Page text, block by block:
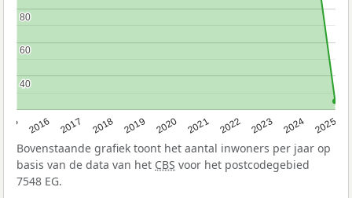
2016 2017 2018 2019 2020 2021 2022 2023 2024 2025
40
40
60
60
80
80
Bovenstaande grafiek toont het aantal inwoners per jaar op
basis van de data van het CBS voor het postcodegebied
7548 EG.